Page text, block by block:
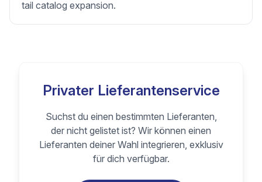
tail catalog expansion.
Privater Lieferantenservice
Suchst du einen bestimmten Lieferanten,
der nicht gelistet ist? Wir können einen
Lieferanten deiner Wahl integrieren, exklusiv
für dich verfügbar.